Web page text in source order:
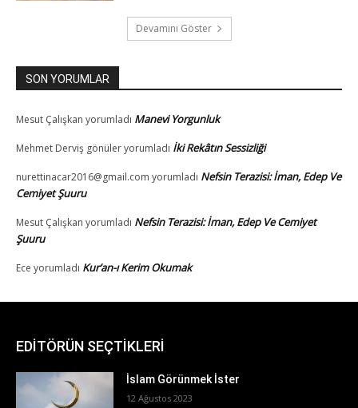
EDİTÖRÜN SEÇTİKLERİ
İslam Görünmek İster
12 Ağustos 2023